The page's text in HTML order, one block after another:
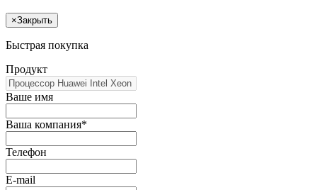
×Закрыть
Быстрая покупка
Продукт
Ваше имя
Ваша компания*
Телефон
E-mail